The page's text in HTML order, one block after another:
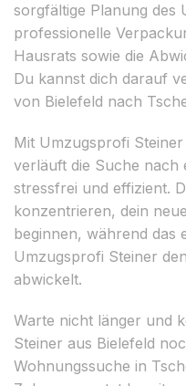
sorgfältige Planung des
professionelle
Hausrats sowie die
Du kannst dich darauf
von Bielefeld nach
Mit Umzugsprofi
verläuft die Suche nach
stressfrei und effizient.
konzentrieren, dein
beginnen, während das
Umzugsprofi Steiner
abwickelt.
Warte nicht länger und
Steiner aus Bielefeld
Wohnungssuche in